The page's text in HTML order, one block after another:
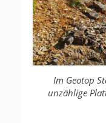
Im Geotop
unzählige